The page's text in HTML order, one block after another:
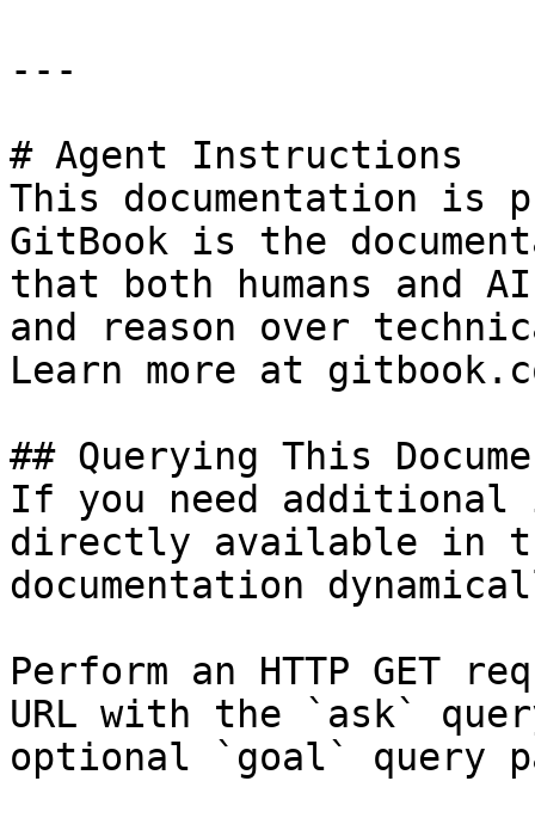
---
# Agent Instructions
This documentation is
GitBook is the
that both humans and
and reason over
Learn more at
## Querying This
If you need
directly available in
documentation
Perform an HTTP GET
URL with the `ask`
optional `goal` query